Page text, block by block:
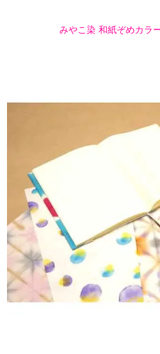
みやこ染 和紙ぞめカラ